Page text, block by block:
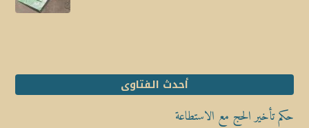
أحدث الفتاوى
حكم تأخير الحج مع الاستطاعة